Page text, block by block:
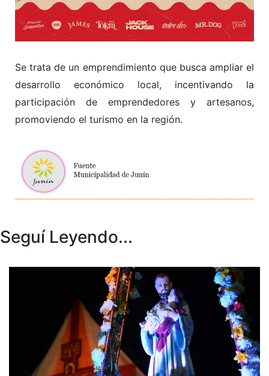
elaborados con chocolate, hasta degustaciones y
Masterclass de gastronomía con chefs
especializados, además de sorteos, el show en vivo
de Cecilia Cabrillana y Karim Sar Sar y una muestra
artística.
Se trata de un emprendimiento que busca ampliar el
desarrollo económico local, incentivando la
participación de emprendedores y artesanos,
promoviendo el turismo en la región.